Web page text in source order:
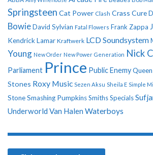
Springsteen Cat Power Clash Crass Cure
BowieDavid Sylvian Fatal Flowers Frank Zappa
Kendrick Lamar Kraftwerk LCD Soundsystem
Young New Order New Power Generation Nick
Parliament Prince Public EnemyQueen
Stones Roxy Music Sezen Aksu Sheila E Simple
StoneSmashing PumpkinsSmithsSpecials
Underworld Van Halen Waterboys